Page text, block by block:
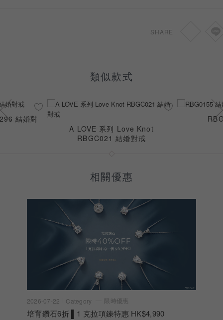
SHARE
類似款式
結婚對
A LOVE 系列 Love Knot
RBGC021 結婚對戒
相關優惠
2026-07-22 Category 限時優惠
培育鑽石6折 ▌1 克拉項鍊特惠 HK$4,990